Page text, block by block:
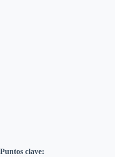
Puntos clave: